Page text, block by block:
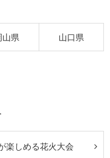
山県 山口県
楽しめる花火大会